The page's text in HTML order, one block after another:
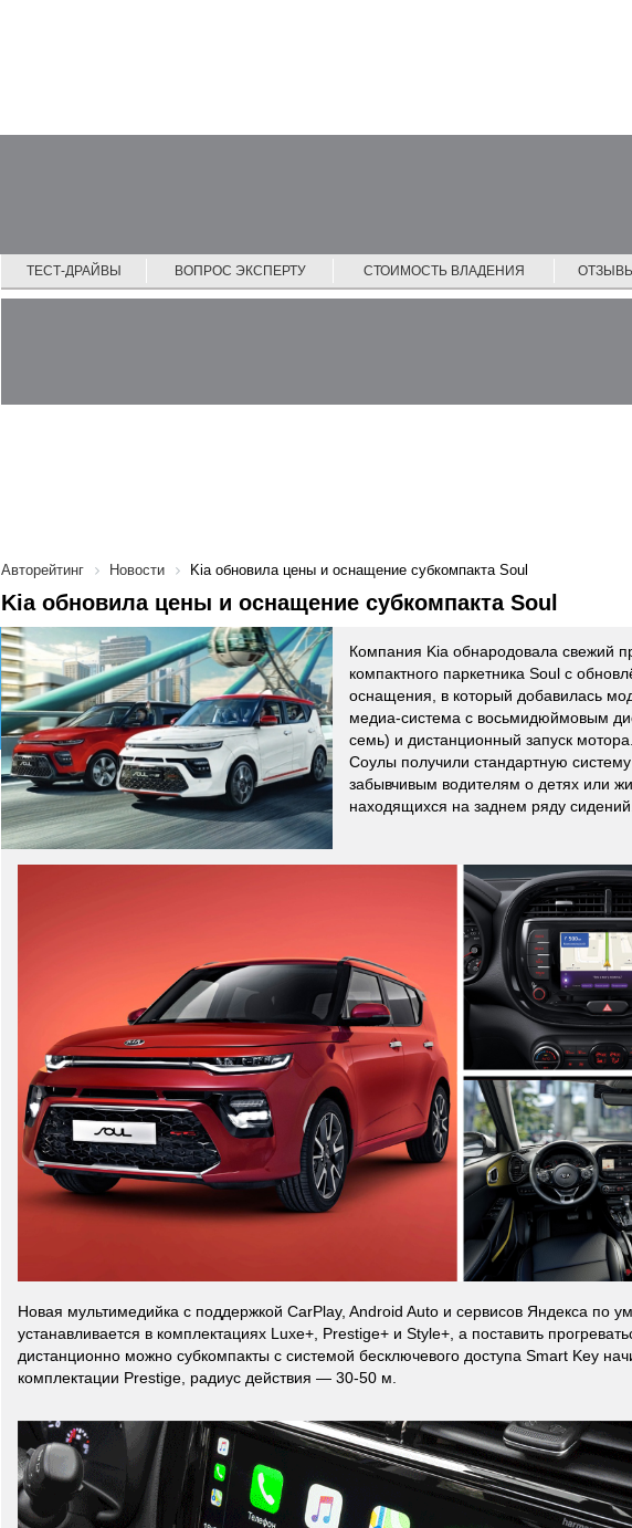
ТЕСТ-ДРАЙВЫ ВОПРОС ЭКСПЕРТУ СТОИМОСТЬ ВЛАДЕНИЯ ОТЗЫВЫ
Авторейтинг Новости Kia обновила цены и оснащение субкомпакта Soul
Kia обновила цены и оснащение субкомпакта Soul
Компания Kia обнародовала свежий
компактного паркетника Soul с
оснащения, в который добавилась
медиа-система с восьмидюймовым
семь) и дистанционный запуск
Соулы получили стандартную
забывчивым водителям о детях или
находящихся на заднем ряду сидений.
Новая мультимедийка с поддержкой CarPlay, Android Auto и сервисов Яндекса по
устанавливается в комплектациях Luxe+, Prestige+ и Style+, а поставить
дистанционно можно субкомпакты с системой бесключевого доступа Smart Key
комплектации Prestige, радиус действия — 30-50 м.